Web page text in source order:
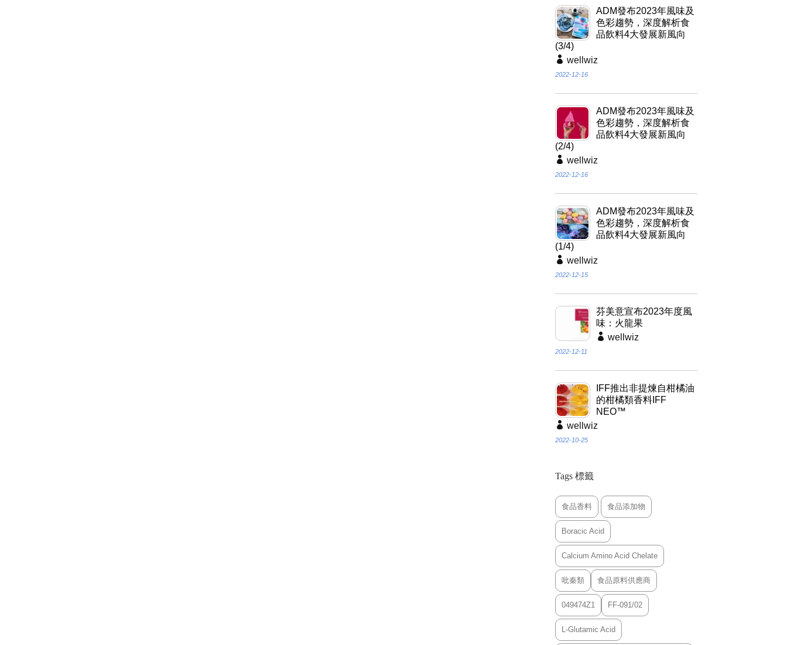
ADM發布2023年風味及
色彩趨勢，深度解析食
品飲料4大發展新風向
(3/4)
wellwiz
2022-12-16
ADM發布2023年風味及
色彩趨勢，深度解析食
品飲料4大發展新風向
(2/4)
wellwiz
2022-12-16
ADM發布2023年風味及
色彩趨勢，深度解析食
品飲料4大發展新風向
(1/4)
wellwiz
2022-12-15
芬美意宣布2023年度風
味：火龍果
wellwiz
2022-12-11
IFF推出非提煉自柑橘油
的柑橘類香料IFF
NEO™
wellwiz
2022-10-25
Tags 標籤
食品香料 食品添加物
Boracic Acid
Calcium Amino Acid Chelate
吡秦類 食品原料供應商
049474Z1 FF-091/02
L-Glutamic Acid